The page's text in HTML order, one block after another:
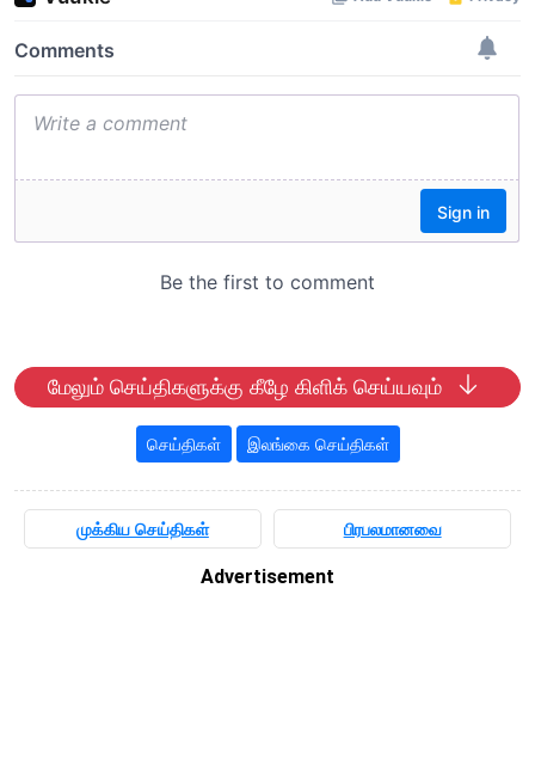
மேலும் செய்திகளுக்கு கீழே கிளிக் செய்யவும்
செய்திகள் இலங்கை செய்திகள்
முக்கிய செய்திகள் பிரபலமானவை
Advertisement